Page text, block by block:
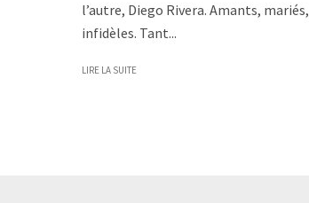
l’autre, Diego Rivera. Amants, mariés,
infidèles. Tant...
LIRE LA SUITE